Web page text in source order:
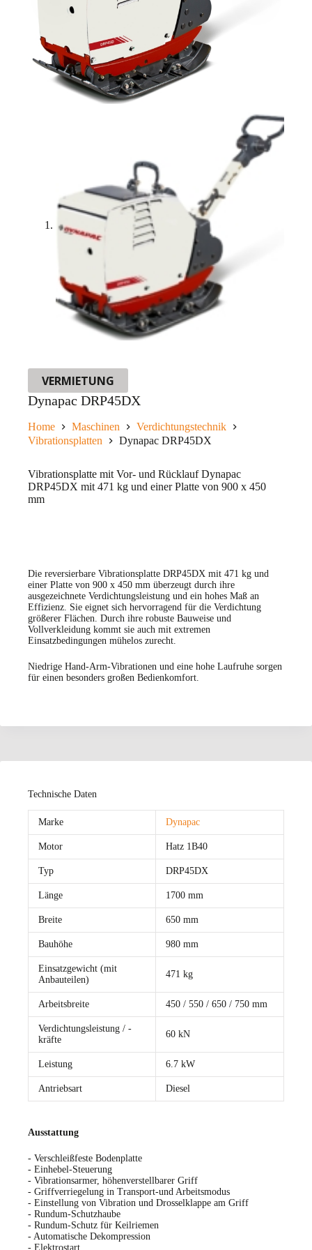
VERMIETUNG
Dynapac DRP45DX
Home Maschinen
Verdichtungstechnik
Vibrationsplatten
Dynapac DRP45DX
Vibrationsplatte mit Vor- und Rücklauf Dynapac
DRP45DX mit 471 kg und einer Platte von 900 x 450
mm
Die reversierbare Vibrationsplatte DRP45DX mit 471 kg und
einer Platte von 900 x 450 mm überzeugt durch ihre
ausgezeichnete Verdichtungsleistung und ein hohes Maß an
Effizienz. Sie eignet sich hervorragend für die Verdichtung
größerer Flächen. Durch ihre robuste Bauweise und
Vollverkleidung kommt sie auch mit extremen
Einsatzbedingungen mühelos zurecht.
Niedrige Hand-Arm-Vibrationen und eine hohe Laufruhe sorgen
für einen besonders großen Bedienkomfort.
Technische Daten
Marke Dynapac
Motor Hatz 1B40
Typ DRP45DX
Länge 1700 mm
Breite 650 mm
Bauhöhe 980 mm
Einsatzgewicht (mit
Anbauteilen)
471 kg
Arbeitsbreite 450 / 550 / 650 / 750 mm
Verdichtungsleistung / -
kräfte
60 kN
Leistung 6.7 kW
Antriebsart Diesel
Ausstattung
- Verschleißfeste Bodenplatte
- Einhebel-Steuerung
- Vibrationsarmer, höhenverstellbarer Griff
- Griffverriegelung in Transport-und Arbeitsmodus
- Einstellung von Vibration und Drosselklappe am Griff
- Rundum-Schutzhaube
- Rundum-Schutz für Keilriemen
- Automatische Dekompression
- Elektrostart